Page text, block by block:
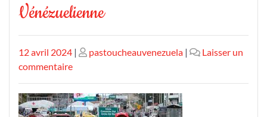
Vénézuelienne
Publié
le
12 avril 2024 | Publié
pastoucheauvenezuela |
Laisser un
commentairesur
la
Richesse